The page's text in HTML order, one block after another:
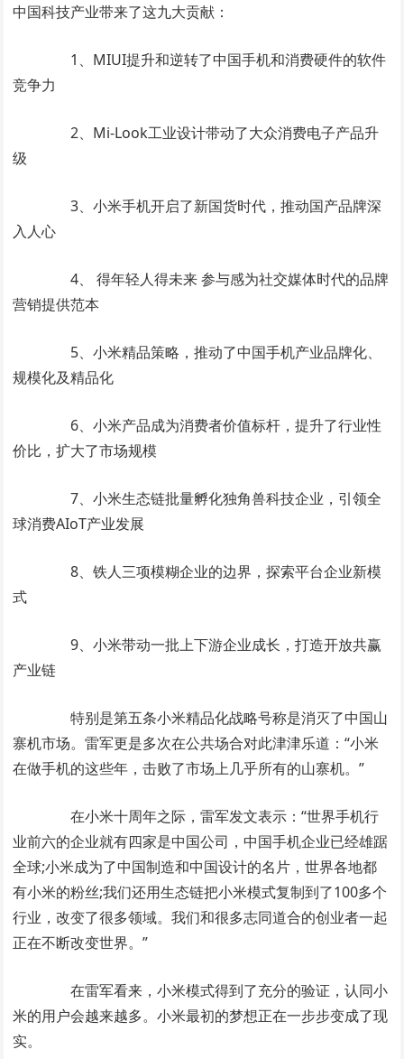
中国科技产业带来了这九大贡献：
1、MIUI提升和逆转了中国手机和消费硬件的软件
竞争力
2、Mi-Look工业设计带动了大众消费电子产品升
级
3、小米手机开启了新国货时代，推动国产品牌深
入人心
4、 得年轻人得未来 参与感为社交媒体时代的品牌
营销提供范本
5、小米精品策略，推动了中国手机产业品牌化、
规模化及精品化
6、小米产品成为消费者价值标杆，提升了行业性
价比，扩大了市场规模
7、小米生态链批量孵化独角兽科技企业，引领全
球消费AIoT产业发展
8、铁人三项模糊企业的边界，探索平台企业新模
式
9、小米带动一批上下游企业成长，打造开放共赢
产业链
特别是第五条小米精品化战略号称是消灭了中国山
寨机市场。雷军更是多次在公共场合对此津津乐道：“小米
在做手机的这些年，击败了市场上几乎所有的山寨机。”
在小米十周年之际，雷军发文表示：“世界手机行
业前六的企业就有四家是中国公司，中国手机企业已经雄踞
全球;小米成为了中国制造和中国设计的名片，世界各地都
有小米的粉丝;我们还用生态链把小米模式复制到了100多个
行业，改变了很多领域。我们和很多志同道合的创业者一起
正在不断改变世界。”
在雷军看来，小米模式得到了充分的验证，认同小
米的用户会越来越多。小米最初的梦想正在一步步变成了现
实。